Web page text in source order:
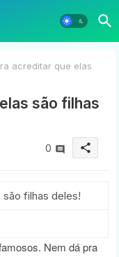
acreditar que elas
são filhas
0 share
Nem dá pra